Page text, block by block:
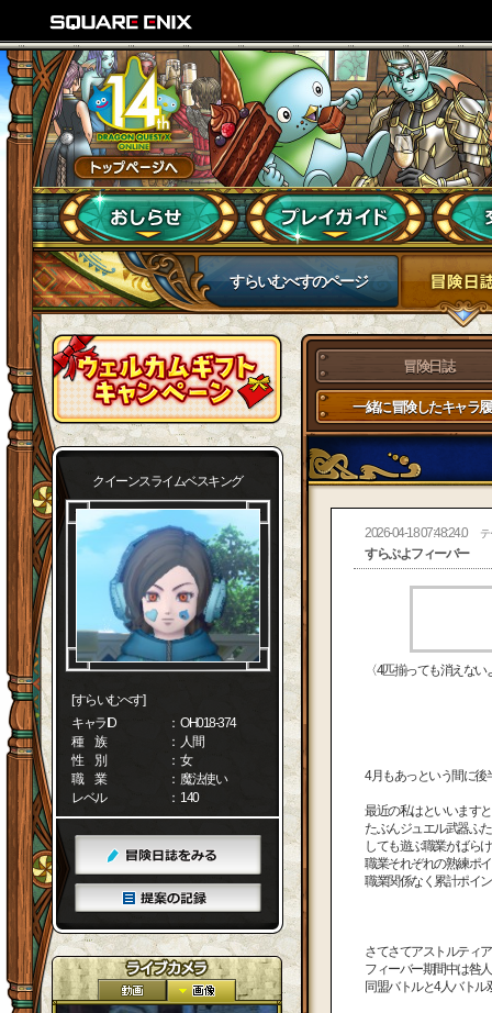
すらいむべすのページ
クイーンスライムベスキング
[すらいむべす]
キャラID
： OH018-374
種 族
： 人間
性 別
： 女
職 業
： 魔法使い
レベル
： 140
冒険日誌
一緒に冒険したキャラ
2026-04-18 07:48:24.0 テ
すらぷよフィーバー
〈4匹揃っても消えない
4月もあっという間に後
最近の私はといいます
たぶんジュエル武器ふ
しても遊ぶ職業がばら
職業それぞれの熟練ポ
職業関係なく累計ポイ
さてさてアストルティ
フィーバー期間中は咎
同盟バトルと4人バト